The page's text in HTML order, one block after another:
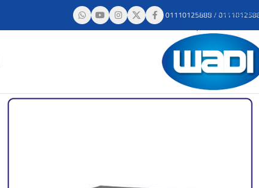
Skip to navigation
/
01110125888